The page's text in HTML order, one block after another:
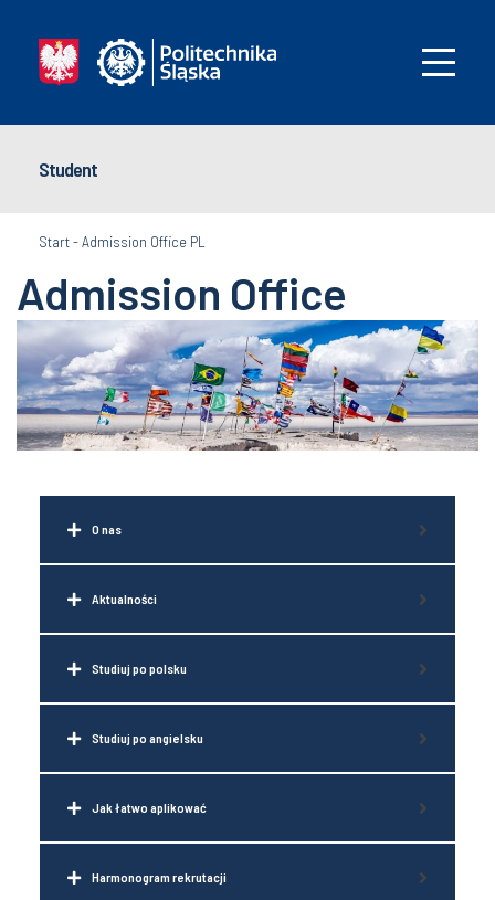
Student
Start-Admission Office PL
Admission Office
O nas
Aktualności
Studiuj po polsku
Studiuj po angielsku
Jak łatwo aplikować
Harmonogram rekrutacji